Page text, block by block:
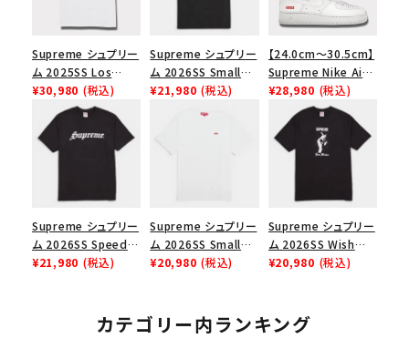
Supreme シュプリー
ム 2025SS Los
Angeles Fire Relief
Box Logo Tee ファ
イヤーリリーフボック
スロゴTシャツ ホワ
¥30,980 (税込)
Supreme シュプリー
ム 2026SS Small
Box Tee スモールボ
¥21,980 (税込)
【24.0cm～30.5cm】
Supreme Nike Air
Force 1 Low シュプ
リーム ナイキエアフォ
ース１スニーカー シ
ューズ ホワイト
¥28,980 (税込)
Supreme シュプリー
ム 2026SS Speed
Tee スピードTシャツ
¥21,980 (税込)
Supreme シュプリー
ム 2026SS Small
Box Tee スモールボ
¥20,980 (税込)
Supreme シュプリー
ム 2026SS Wish
Tee ウィッシュTシ
¥20,980 (税込)
カテゴリー内ランキング